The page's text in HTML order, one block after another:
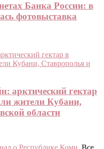
Банка России: в
фотовыставка
арктический гектар
жители Кубани,
области